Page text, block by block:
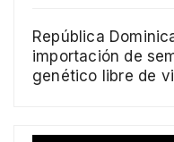
República
importación de
genético libre de